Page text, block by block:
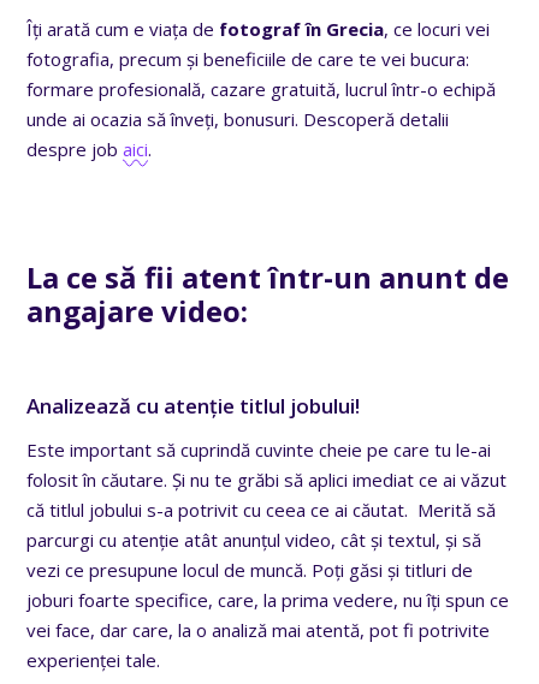
Îți arată cum e viața de fotograf în Grecia, ce locuri vei
fotografia, precum și beneficiile de care te vei bucura:
formare profesională, cazare gratuită, lucrul într-o echipă
unde ai ocazia să înveți, bonusuri. Descoperă detalii
despre jobaici.
La ce să fii atent într-un anunt de
angajare video:
Analizează cu atenție titlul jobului!
Este important să cuprindă cuvinte cheie pe care tu le-ai
folosit în căutare. Și nu te grăbi să aplici imediat ce ai văzut
că titlul jobului s-a potrivit cu ceea ce ai căutat. Merită să
parcurgi cu atenție atât anunțul video, cât și textul, și să
vezi ce presupune locul de muncă. Poți găsi și titluri de
joburi foarte specifice, care, la prima vedere, nu îți spun ce
vei face, dar care, la o analiză mai atentă, pot fi potrivite
experienței tale.